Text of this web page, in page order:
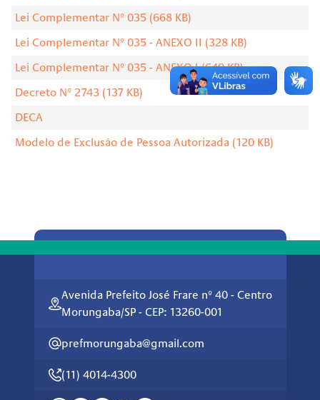
Lei Complementar Nº 035 (668 KB)
Lei Complementar Nº 035 - ANEXO II (328 KB)
Lei Complementar Nº 035 - ANEXO I (649 KB)
Decreto Nº 2743 (137 KB)
DECA
Modelo de Exclusão de Pessoa Autorizada (120 KB)
Avenida Prefeito José Frare nº 40 - Centro
Morungaba/SP - CEP: 13260-001
prefmorungaba@gmail.com
(11) 4014-4300